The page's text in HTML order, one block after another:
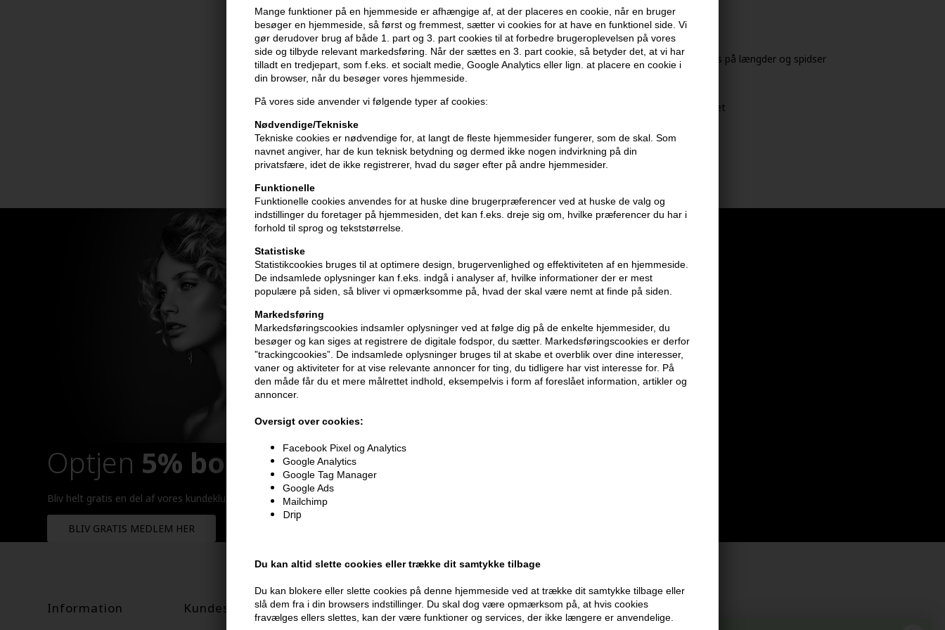
Mange funktioner på en hjemmeside er afhængige af, at der placeres en cookie, når en bruger
besøger en hjemmeside, så først og fremmest, sætter vi cookies for at have en funktionel side. Vi
gør derudover brug af både 1. part og 3. part cookies til at forbedre brugeroplevelsen på vores
side og tilbyde relevant markedsføring. Når der sættes en 3. part cookie, så betyder det, at vi har
tilladt en tredjepart, som f.eks. et socialt medie, Google Analytics eller lign. at placere en cookie i
din browser, når du besøger vores hjemmeside.
På vores side anvender vi følgende typer af cookies:
Nødvendige/Tekniske
Tekniske cookies er nødvendige for, at langt de fleste hjemmesider fungerer, som de skal. Som
navnet angiver, har de kun teknisk betydning og dermed ikke nogen indvirkning på din
privatsfære, idet de ikke registrerer, hvad du søger efter på andre hjemmesider.
Funktionelle
Funktionelle cookies anvendes for at huske dine brugerpræferencer ved at huske de valg og
indstillinger du foretager på hjemmesiden, det kan f.eks. dreje sig om, hvilke præferencer du har i
forhold til sprog og tekststørrelse.
Statistiske
Statistikcookies bruges til at optimere design, brugervenlighed og effektiviteten af en hjemmeside.
De indsamlede oplysninger kan f.eks. indgå i analyser af, hvilke informationer der er mest
populære på siden, så bliver vi opmærksomme på, hvad der skal være nemt at finde på siden.
Markedsføring
Markedsføringscookies indsamler oplysninger ved at følge dig på de enkelte hjemmesider, du
besøger og kan siges at registrere de digitale fodspor, du sætter. Markedsføringscookies er derfor
”trackingcookies”. De indsamlede oplysninger bruges til at skabe et overblik over dine interesser,
vaner og aktiviteter for at vise relevante annoncer for ting, du tidligere har vist interesse for. På
den måde får du et mere målrettet indhold, eksempelvis i form af foreslået information, artikler og
annoncer.
Oversigt over cookies:
Facebook Pixel og Analytics
Google Analytics
Google Tag Manager
Google Ads
Mailchimp
Drip
Du kan altid slette cookies eller trække dit samtykke tilbage
Du kan blokere eller slette cookies på denne hjemmeside ved at trække dit samtykke tilbage eller
slå dem fra i din browsers indstillinger. Du skal dog være opmærksom på, at hvis cookies
fravælges ellers slettes, kan der være funktioner og services, der ikke længere er anvendelige.
Anvendelse
- Fordel en lille mængde i vådt og rent hår, med særlig fokus på længder og spidser
- Massér blidt og lad balsammen sidde i 2 til 5 minutter
- For optimalt resultat, tør håret forsigtigt uden at gnide det
Størrelse: 200 ml
GLYNT
Optjen 5% bonuskronerpå hele din ordre
Bliv helt gratis en del af vores kundeklub og optjen rabatter når du handler
BLIV GRATIS MEDLEM HER
Information Kundeservice Modtag tilbud mm Husk at vi har